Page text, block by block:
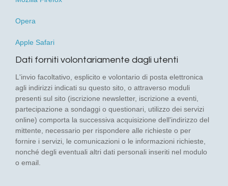
Opera
Apple Safari
Dati forniti volontariamente dagli utenti
L'invio facoltativo, esplicito e volontario di posta elettronica
agli indirizzi indicati su questo sito, o attraverso moduli
presenti sul sito (iscrizione newsletter, iscrizione a eventi,
partecipazione a sondaggi o questionari, utilizzo dei servizi
online) comporta la successiva acquisizione dell'indirizzo del
mittente, necessario per rispondere alle richieste o per
fornire i servizi, le comunicazioni o le informazioni richieste,
nonché degli eventuali altri dati personali inseriti nel modulo
o email.